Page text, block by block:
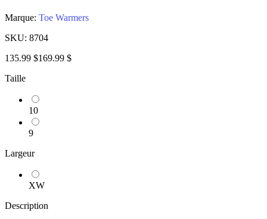
Marque: Toe Warmers
SKU: 8704
135.99 $169.99 $
Taille
10
9
Largeur
XW
Description